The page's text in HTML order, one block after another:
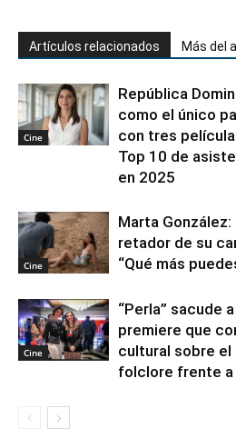
Artículos relacionados Más del
Cine
República
como el único
con tres
Top 10 de
en 2025
Cine
Marta
retador de su
“Qué más
Cine
“Perla” sacude
premiere que
cultural sobre
folclore frente a